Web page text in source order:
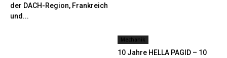
der DACH-Region, Frankreich
und...
Mechanik
10 Jahre HELLA PAGID – 10